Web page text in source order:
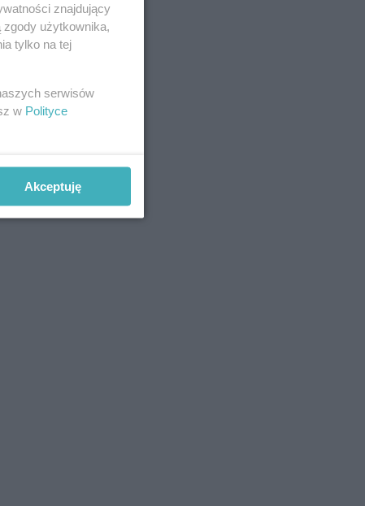
znajdujący
zgody użytkownika,
tylko na tej
serwisów
w Polityce
Akceptuję